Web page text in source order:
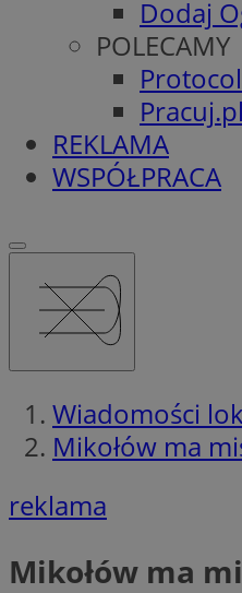
Dodaj
POLECAMY
REKLAMA
WSPÓŁPRACA
Wiadomości
Mikołów ma
reklama
Mikołów ma